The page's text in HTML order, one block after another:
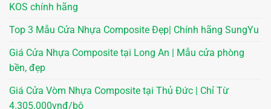
KOS chính hãng
Top 3 Mẫu Cửa Nhựa Composite Đẹp| Chính hãng SungYu
Giá Cửa Nhựa Composite tại Long An | Mẫu cửa phòng
bền, đẹp
Giá Cửa Vòm Nhựa Composite tại Thủ Đức | Chỉ Từ
4.305.000vnđ/bộ